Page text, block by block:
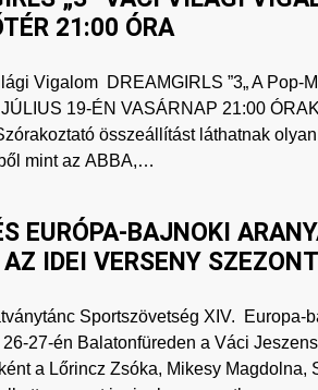
21:00 ÓRA
Vigalom DREAMGIRLS ​”3„ A Pop-
19-ÉN VASÁRNAP 21:00
összeállítást láthatnak olyan
mint az ABBA,…
EURÓPA-BAJNOKI
IDEI VERSENY SZEZONT
Sportszövetség XIV. Europa-
27-én Balatonfüreden a Váci
a Lőrincz Zsóka, Mikesy Magdolna,